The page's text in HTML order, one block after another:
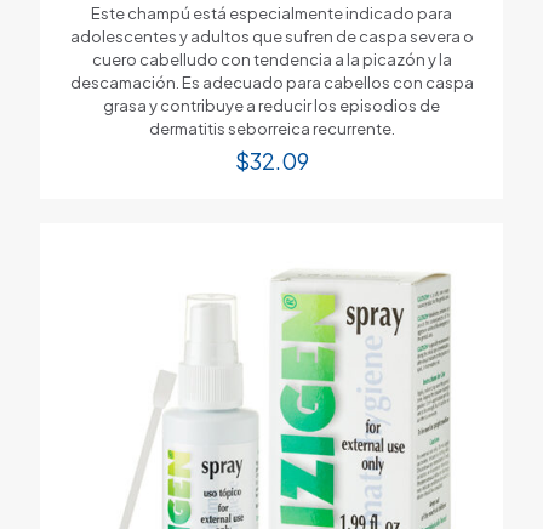
Este champú está especialmente indicado para
adolescentes y adultos que sufren de caspa severa o
cuero cabelludo con tendencia a la picazón y la
descamación. Es adecuado para cabellos con caspa
grasa y contribuye a reducir los episodios de
dermatitis seborreica recurrente.
$32.09